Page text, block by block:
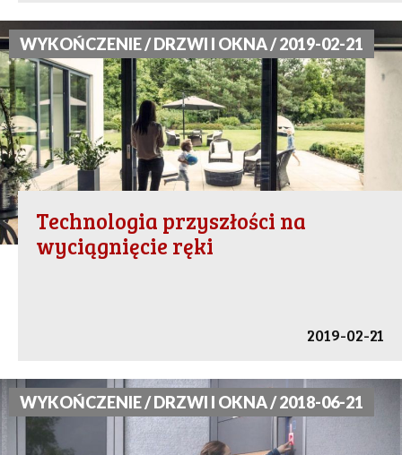
WYKOŃCZENIE / DRZWI I OKNA / 2019-02-21
Technologia przyszłości na
wyciągnięcie ręki
2019-02-21
WYKOŃCZENIE / DRZWI I OKNA / 2018-06-21